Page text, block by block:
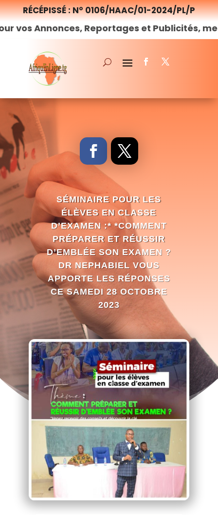
RÉCÉPISSÉ : N° 0106/HAAC/01-2024/PL/P
Reportages et Publicités, merci denous
SÉMINAIRE POUR LES
ÉLÈVES EN CLASSE
D’EXAMEN :* *COMMENT
PRÉPARER ET RÉUSSIR
D’EMBLÉE SON EXAMEN ?
DR NEPHABIEL VOUS
APPORTE LES RÉPONSES
CE SAMEDI 28 OCTOBRE
2023